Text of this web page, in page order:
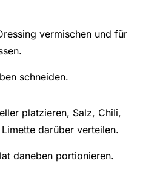
vermischen und für
schneiden.
platzieren, Salz, Chili,
darüber verteilen.
daneben portionieren.